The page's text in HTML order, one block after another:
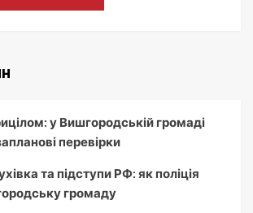
у Вишгородській громаді
перевірки
та підступи РФ: як поліція
громаду